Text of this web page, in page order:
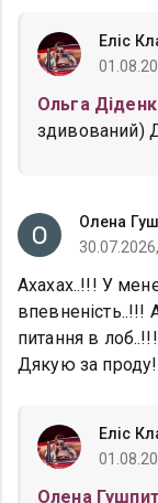
Еліс
Ольга
здивований)
Олена
Ахахах..!!! У
впевненість..!!!
питання в
Дякую за
Еліс
Олена Гушпит